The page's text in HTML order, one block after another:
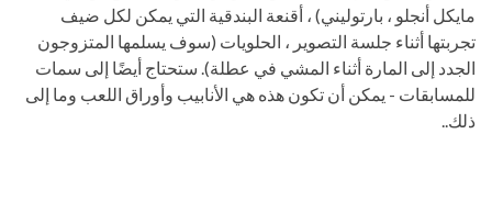
مايكل أنجلو ، بارتوليني) ، أقنعة البندقية التي يمكن لكل ضيف
تجربتها أثناء جلسة التصوير ، الحلويات (سوف يسلمها المتزوجون
الجدد إلى المارة أثناء المشي في عطلة). ستحتاج أيضًا إلى سمات
للمسابقات - يمكن أن تكون هذه هي الأنابيب وأوراق اللعب وما إلى
ذلك..